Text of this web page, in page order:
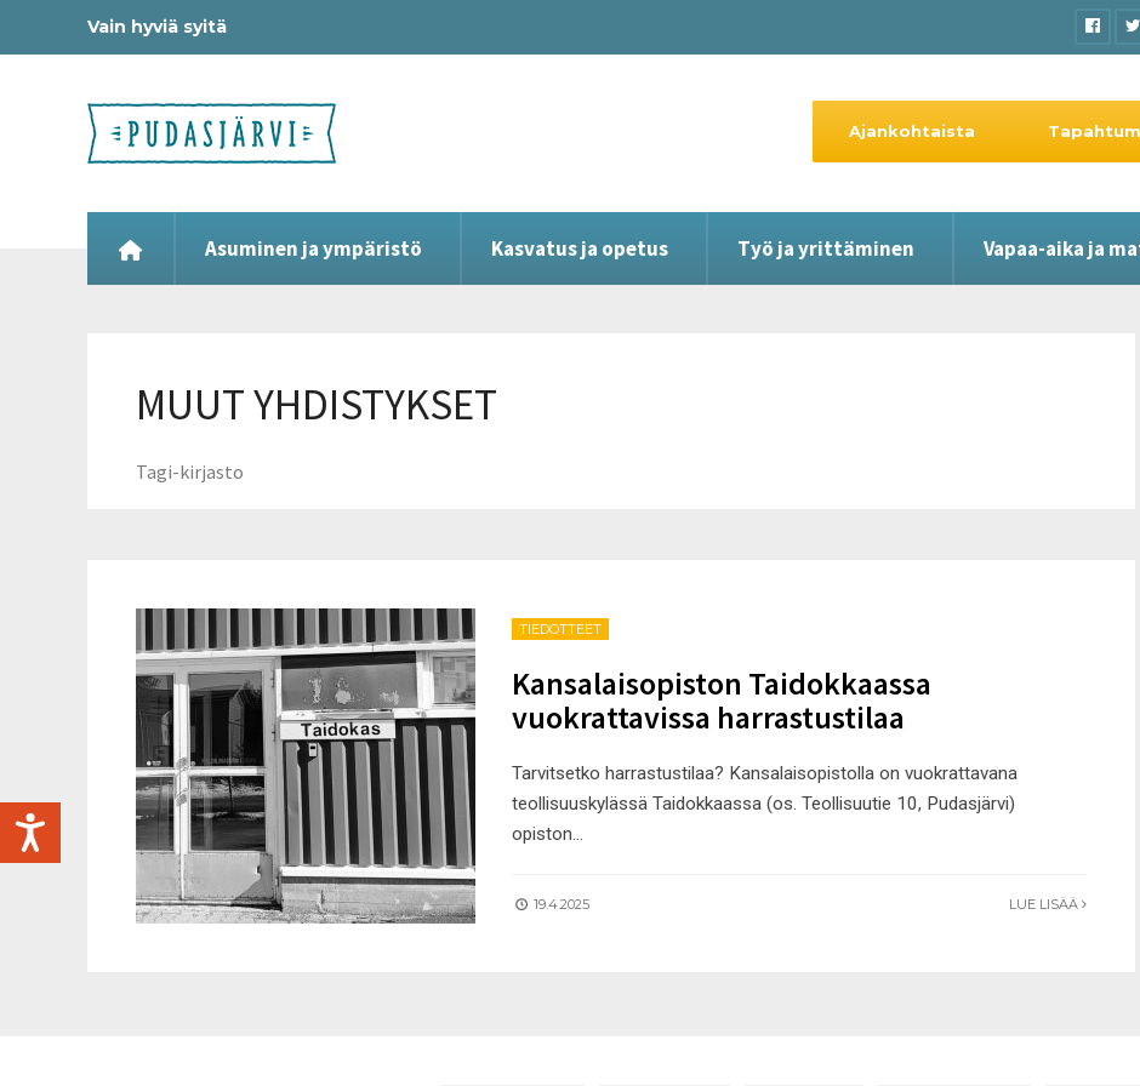
Vain hyviä syitä
Asuminen ja ympäristö Kasvatus ja opetus Työ ja yrittäminen Vapaa-aika ja
Ajankohtaista
MUUT YHDISTYKSET
Tagi-kirjasto
TIEDOTTEET
Kansalaisopiston Taidokkaassa
vuokrattavissa harrastustilaa
Tarvitsetko harrastustilaa? Kansalaisopistolla on vuokrattavana
teollisuuskylässä Taidokkaassa (os. Teollisuutie 10, Pudasjärvi)
opiston...
19.4.2025 LUE LISÄÄ